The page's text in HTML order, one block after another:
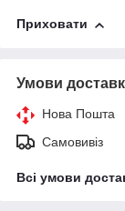
Приховати
Умови
Нова Пошта
Самовивіз
Всі умови